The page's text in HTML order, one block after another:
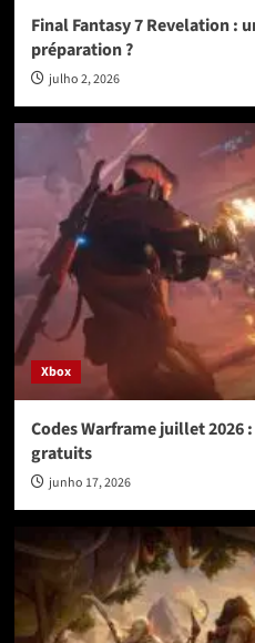
Final Fantasy 7 Revelation :
préparation ?
julho 2, 2026
Xbox
Codes Warframe juillet 2026
gratuits
junho 17, 2026